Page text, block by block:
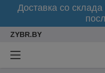
Доставка со
ZYBR.BY